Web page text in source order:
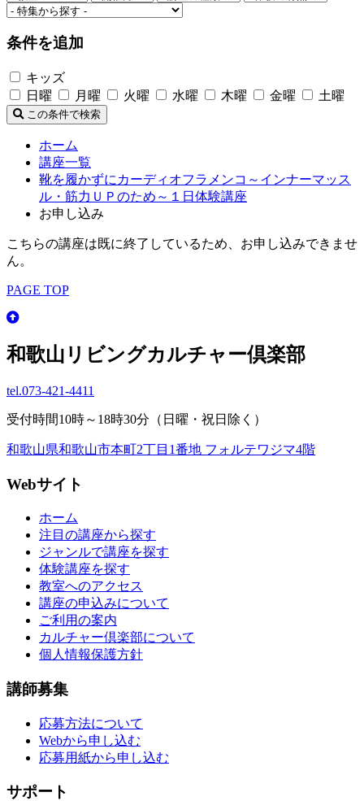
条件を追加
キッズ
日曜
月曜 火曜 水曜 木曜 金曜 土曜
この条件で検索
ホーム
講座一覧
靴を履かずにカーディオフラメンコ～インナーマッス
ル・筋力ＵＰのため～１日体験講座
お申し込み
こちらの講座は既に終了しているため、お申し込みできませ
ん。
PAGE TOP
和歌山リビングカルチャー倶楽部
tel.073-421-4411
受付時間10時～18時30分（日曜・祝日除く）
和歌山県和歌山市本町2丁目1番地 フォルテワジマ4階
Webサイト
ホーム
注目の講座から探す
ジャンルで講座を探す
体験講座を探す
教室へのアクセス
講座の申込みについて
ご利用の案内
カルチャー倶楽部について
個人情報保護方針
講師募集
応募方法について
Webから申し込む
応募用紙から申し込む
サポート